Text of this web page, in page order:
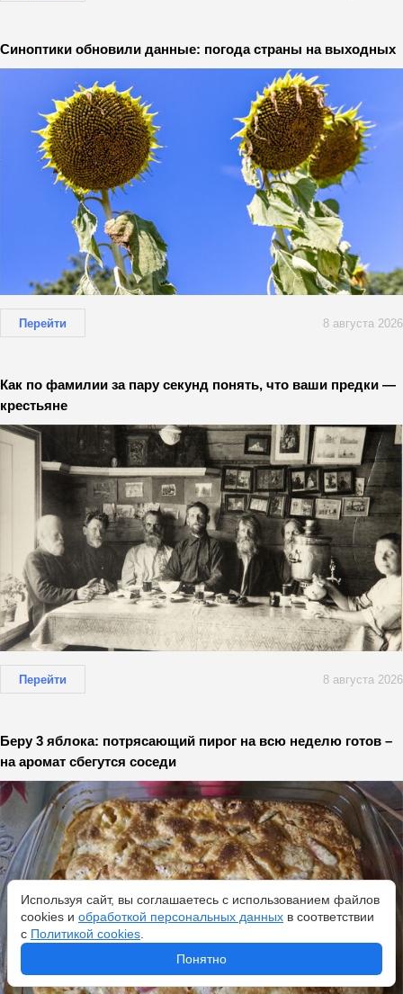
Синоптики обновили данные: погода страны на выходных
Перейти 8 августа 2026
Как по фамилии за пару секунд понять, что ваши предки —
крестьяне
Перейти 8 августа 2026
Беру 3 яблока: потрясающий пирог на всю неделю готов –
на аромат сбегутся соседи
Используя сайт, вы соглашаетесь с использованием файлов
cookies и обработкой персональных данных в соответствии
с Политикой cookies
Понятно